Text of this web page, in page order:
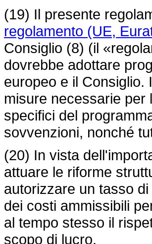
(19) Il presente
regolamento (UE,
Consiglio (8) (il
dovrebbe adottare
europeo e il Consiglio.
misure necessarie per
specifici del
sovvenzioni, nonché
(20) In vista
attuare le riforme
autorizzare un tasso
dei costi ammissibili
al tempo stesso il
scopo di lucro.